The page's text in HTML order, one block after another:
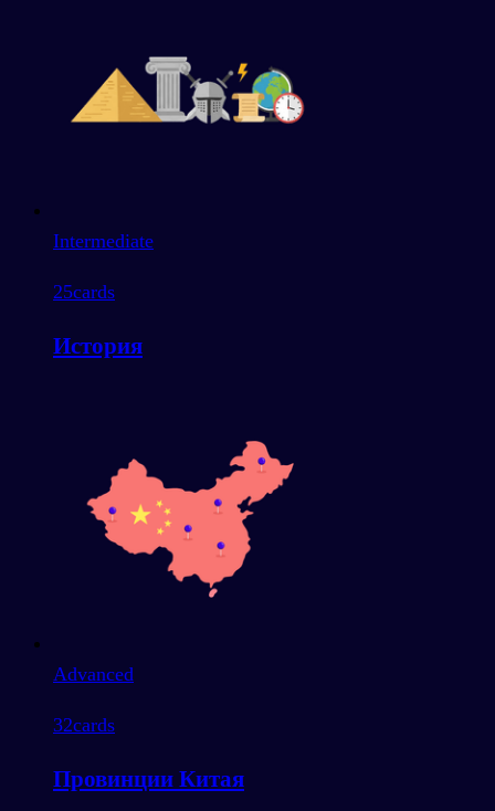
Intermediate
25cards
История
Advanced
32cards
Провинции Китая